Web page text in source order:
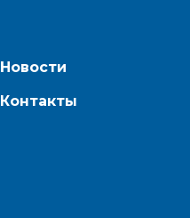
Новости
Контакты